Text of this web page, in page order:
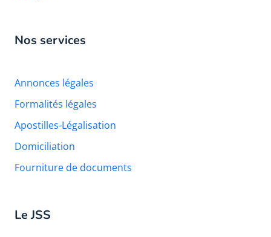
Nos services
Annonces légales
Formalités légales
Apostilles-Légalisation
Domiciliation
Fourniture de documents
Le JSS